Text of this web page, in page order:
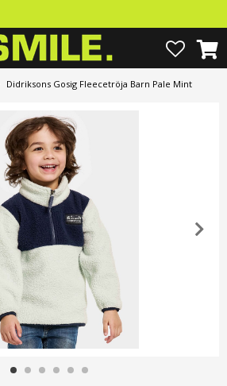
Didriksons Gosig Fleecetröja Barn Pale Mint